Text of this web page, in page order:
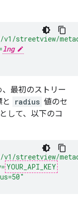
streetview/
lng
最初のストリー
radius 値のセ
して、以下のコ
streetview/
YOUR_API_KEY